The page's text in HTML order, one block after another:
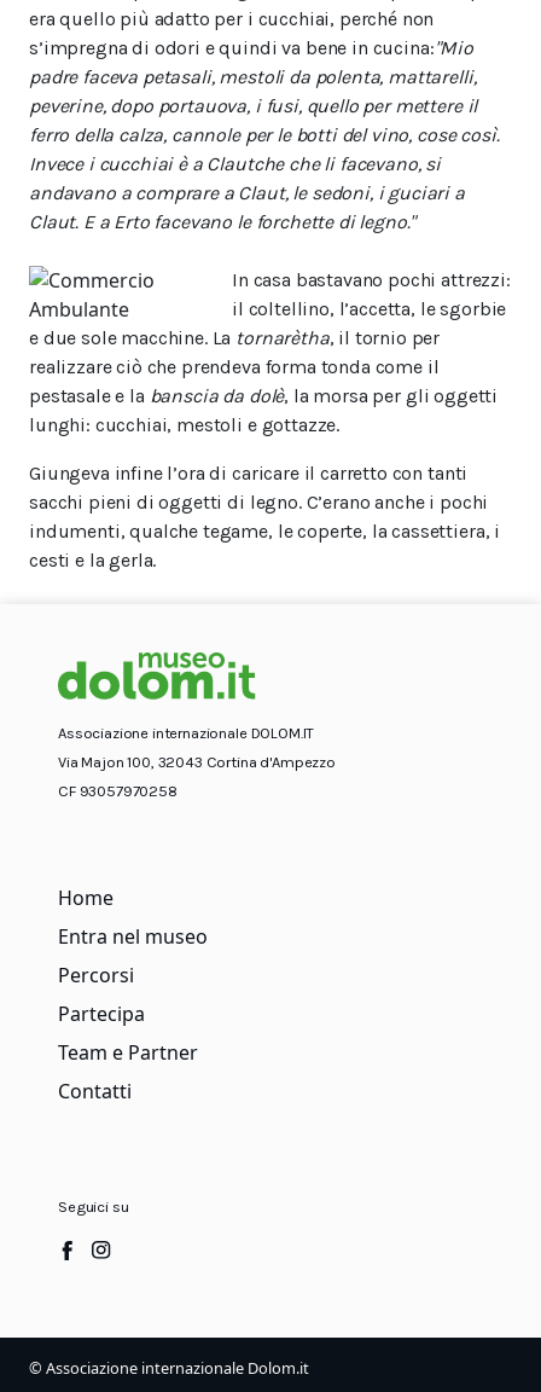
era quello più adatto per i cucchiai, perché non
s’impregna di odori e quindi va bene in cucina:"Mio
padre faceva petasali, mestoli da polenta, mattarelli,
peverine, dopo portauova, i fusi, quello per mettere il
ferro della calza, cannole per le botti del vino, cose così.
Invece i cucchiai è a Clautche che li facevano, si
andavano a comprare a Claut, le sedoni, i guciari a
Claut. E a Erto facevano le forchette di legno."
In casa bastavano pochi attrezzi:
il coltellino, l’accetta, le sgorbie
e due sole macchine. La tornarètha, il tornio per
realizzare ciò che prendeva forma tonda come il
pestasale e la banscia da dolè, la morsa per gli oggetti
lunghi: cucchiai, mestoli e gottazze.
Giungeva infine l’ora di caricare il carretto con tanti
sacchi pieni di oggetti di legno. C’erano anche i pochi
indumenti, qualche tegame, le coperte, la cassettiera, i
cesti e la gerla.
Associazione internazionale DOLOM.IT
Via Majon 100, 32043 Cortina d'Ampezzo
CF 93057970258
Home
Entra nel museo
Percorsi
Partecipa
Team e Partner
Contatti
Seguici su
© Associazione internazionale Dolom.it